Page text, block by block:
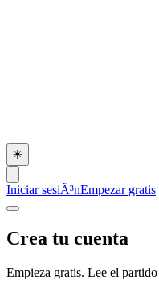
☀️
Iniciar sesiÃ³nEmpezar gratis
Crea tu cuenta
Empieza gratis. Lee el